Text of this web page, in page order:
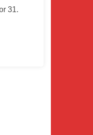
31.